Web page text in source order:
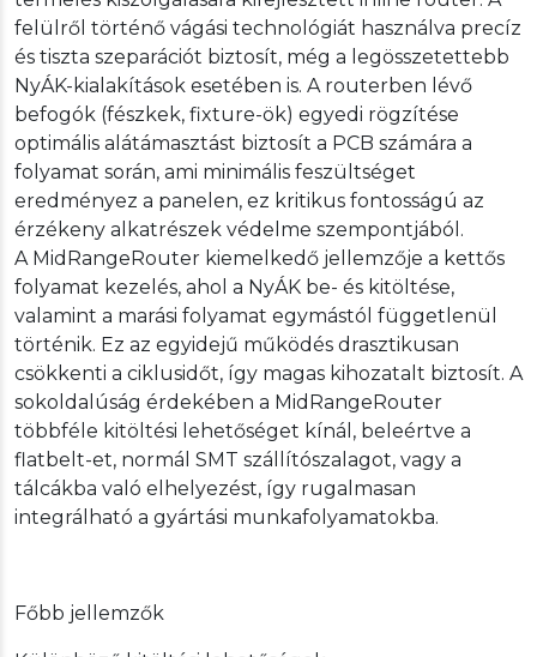
felülről történő vágási technológiát használva precíz
és tiszta szeparációt biztosít, még a legösszetettebb
NyÁK-kialakítások esetében is. A routerben lévő
befogók (fészkek, fixture-ök) egyedi rögzítése
optimális alátámasztást biztosít a PCB számára a
folyamat során, ami minimális feszültséget
eredményez a panelen, ez kritikus fontosságú az
érzékeny alkatrészek védelme szempontjából.
A MidRangeRouter kiemelkedő jellemzője a kettős
folyamat kezelés, ahol a NyÁK be- és kitöltése,
valamint a marási folyamat egymástól függetlenül
történik. Ez az egyidejű működés drasztikusan
csökkenti a ciklusidőt, így magas kihozatalt biztosít. A
sokoldalúság érdekében a MidRangeRouter
többféle kitöltési lehetőséget kínál, beleértve a
flatbelt-et, normál SMT szállítószalagot, vagy a
tálcákba való elhelyezést, így rugalmasan
integrálható a gyártási munkafolyamatokba.
Főbb jellemzők